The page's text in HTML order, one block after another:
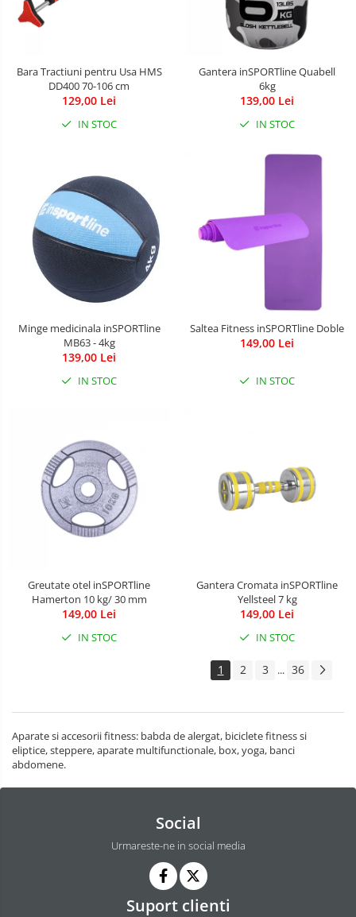
Bara Tractiuni pentru Usa HMS
DD400 70-106 cm
129,00 Lei
IN STOC
Gantera inSPORTline Quabell
6kg
139,00 Lei
IN STOC
Minge medicinala inSPORTline
MB63 - 4kg
139,00 Lei
IN STOC
Saltea Fitness inSPORTline Doble
149,00 Lei
IN STOC
Greutate otel inSPORTline
Hamerton 10 kg/ 30 mm
149,00 Lei
IN STOC
Gantera Cromata inSPORTline
Yellsteel 7 kg
149,00 Lei
IN STOC
1 2 3 ... 36
Aparate si accesorii fitness: babda de alergat, biciclete fitness si
eliptice, steppere, aparate multifunctionale, box, yoga, banci
abdomene.
Social
Urmareste-ne in social media
Suport clienti